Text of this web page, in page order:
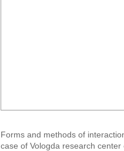
Forms and methods of
case of Vologda research center